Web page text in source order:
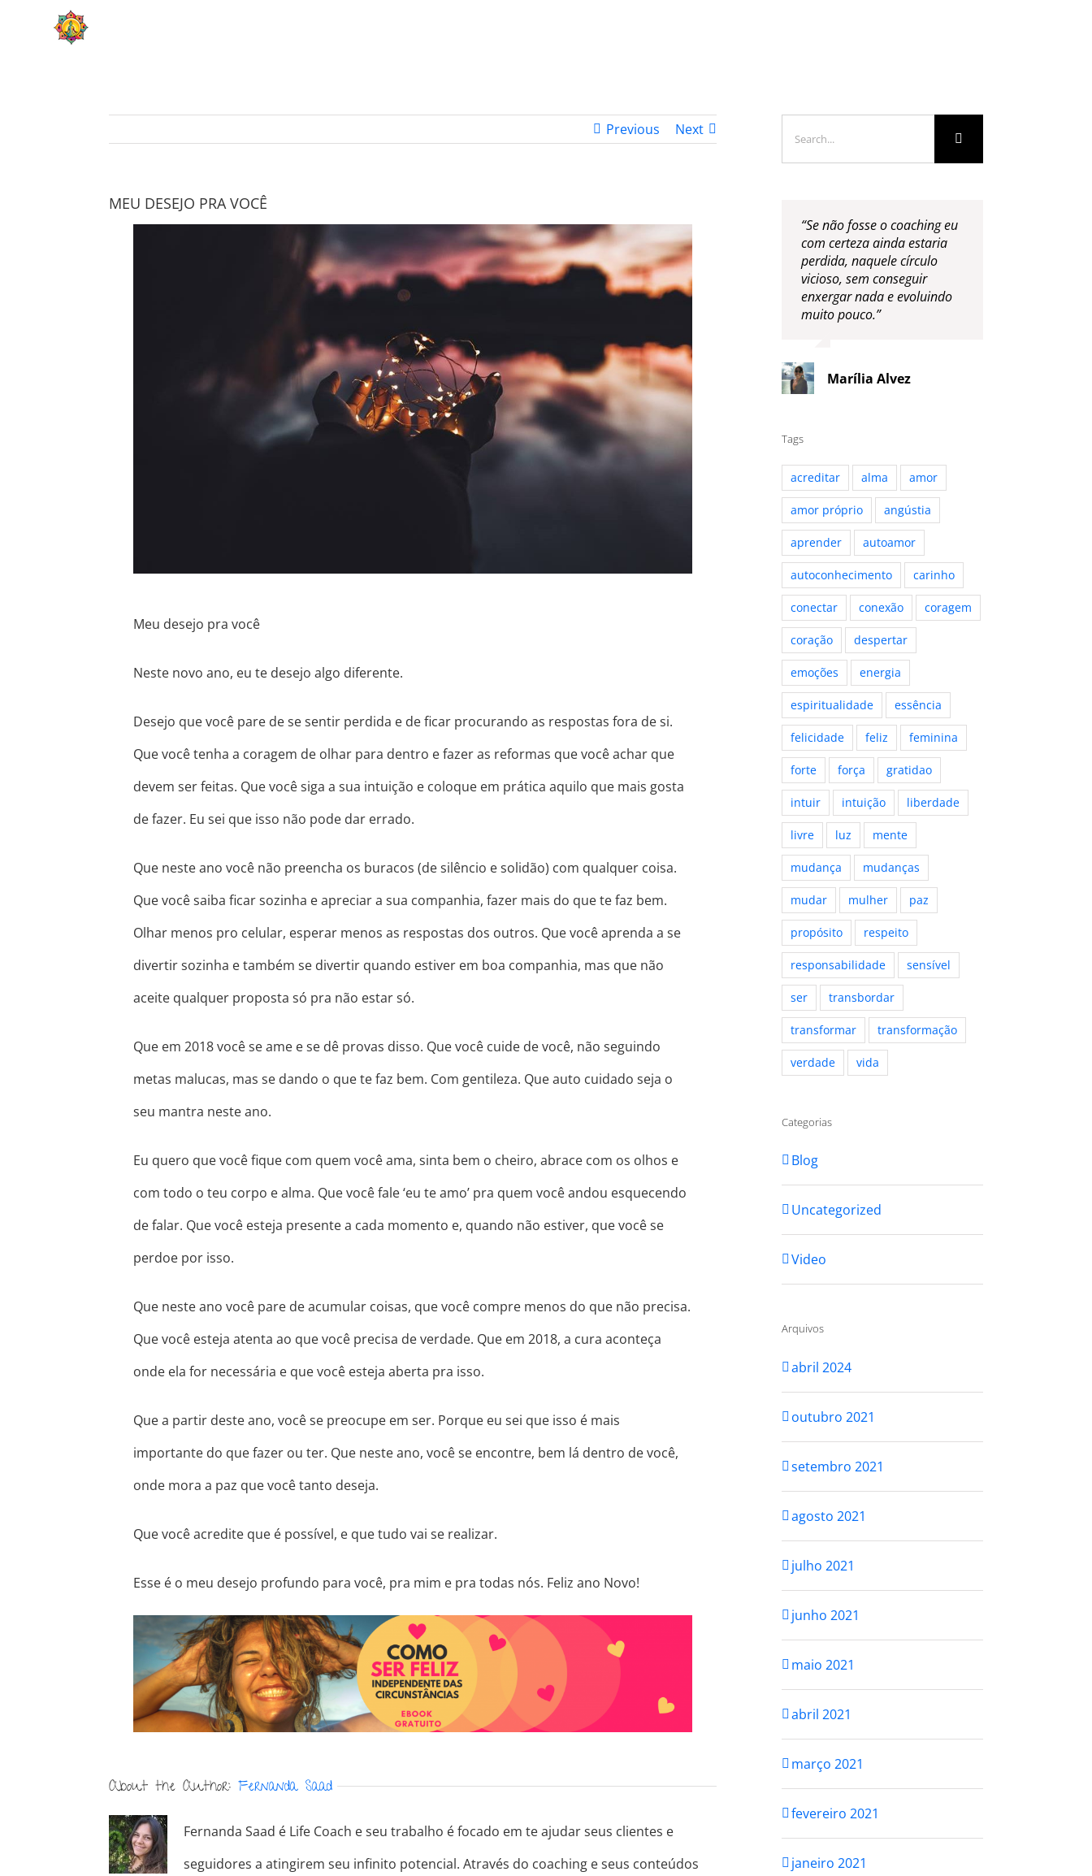
Previous Next
MEU DESEJO PRA VOCÊ
Meu desejo pra você
Neste novo ano, eu te desejo algo diferente.
Desejo que você pare de se sentir perdida e de ficar procurando as respostas fora de si.
Que você tenha a coragem de olhar para dentro e fazer as reformas que você achar que
devem ser feitas. Que você siga a sua intuição e coloque em prática aquilo que mais gosta
de fazer. Eu sei que isso não pode dar errado.
Que neste ano você não preencha os buracos (de silêncio e solidão) com qualquer coisa.
Que você saiba ficar sozinha e apreciar a sua companhia, fazer mais do que te faz bem.
Olhar menos pro celular, esperar menos as respostas dos outros. Que você aprenda a se
divertir sozinha e também se divertir quando estiver em boa companhia, mas que não
aceite qualquer proposta só pra não estar só.
Que em 2018 você se ame e se dê provas disso. Que você cuide de você, não seguindo
metas malucas, mas se dando o que te faz bem. Com gentileza. Que auto cuidado seja o
seu mantra neste ano.
Eu quero que você fique com quem você ama, sinta bem o cheiro, abrace com os olhos e
com todo o teu corpo e alma. Que você fale ‘eu te amo’ pra quem você andou esquecendo
de falar. Que você esteja presente a cada momento e, quando não estiver, que você se
perdoe por isso.
Que neste ano você pare de acumular coisas, que você compre menos do que não precisa.
Que você esteja atenta ao que você precisa de verdade. Que em 2018, a cura aconteça
onde ela for necessária e que você esteja aberta pra isso.
Que a partir deste ano, você se preocupe em ser. Porque eu sei que isso é mais
importante do que fazer ou ter. Que neste ano, você se encontre, bem lá dentro de você,
onde mora a paz que você tanto deseja.
Que você acredite que é possível, e que tudo vai se realizar.
Esse é o meu desejo profundo para você, pra mim e pra todas nós. Feliz ano Novo!
About the Author:Fernanda Saad
Fernanda Saad é Life Coach e seu trabalho é focado em te ajudar seus clientes e
seguidores a atingirem seu infinito potencial. Através do coaching e seus conteúdos
for:
“Se não fosse o coaching eu
com certeza ainda estaria
perdida, naquele círculo
vicioso, sem conseguir
enxergar nada e evoluindo
muito pouco.”
Marília Alvez
Tags
acreditar alma amor
amor próprio angústia
aprender autoamor
autoconhecimento carinho
conectar conexão coragem
coração despertar
emoções energia
espiritualidade essência
felicidade feliz feminina
forte força gratidao
intuir intuição liberdade
livre luz mente
mudança mudanças
mudar mulher paz
propósito respeito
responsabilidade sensível
ser transbordar
transformar transformação
verdade vida
Categorias
Blog
Uncategorized
Video
Arquivos
abril 2024
outubro 2021
setembro 2021
agosto 2021
julho 2021
junho 2021
maio 2021
abril 2021
março 2021
fevereiro 2021
janeiro 2021